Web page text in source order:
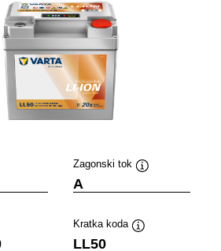
Zagonski tok
A
Kratka koda
LL50